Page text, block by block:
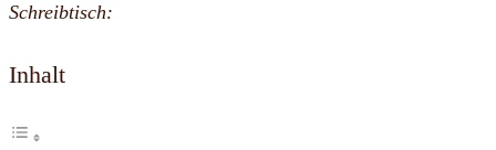
Schreibtisch:
Inhalt